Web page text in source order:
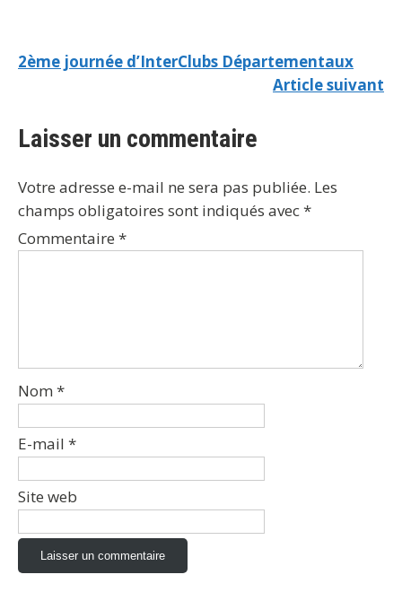
2ème journée d’InterClubs Départementaux
Article suivant
Laisser un commentaire
Votre adresse e-mail ne sera pas publiée. Les
champs obligatoires sont indiqués avec*
Commentaire *
Nom *
E-mail *
Site web